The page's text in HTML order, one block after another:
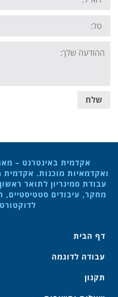
Tel:
Your
message:
שלח
אקדמית באינטרנט –
ואקדמאיות מוכנות.
עבודת סמינריון לתואר
מחקר, עיבודים סטטיסטיים,
דף הבית
עבודה לדוגמה
תקנון